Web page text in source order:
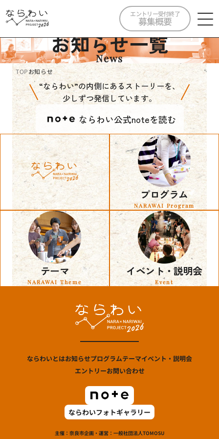
エントリー受付終了
募集概要
お知らせ一覧
News
TOPお知らせ
“ならわい”の内側にあるストーリーを、
少しずつ発信しています。
ならわい公式noteを読む
プログラム
NARAWAI Program
テーマ
NARAWAI Theme
イベント・説明会
Event
ならわいとはお知らせプログラムテーマイベント・説明会
エントリーお問い合わせ
ならわいフォトギャラリー
主催：奈良市企画・運営：一般社団法人TOMOSU